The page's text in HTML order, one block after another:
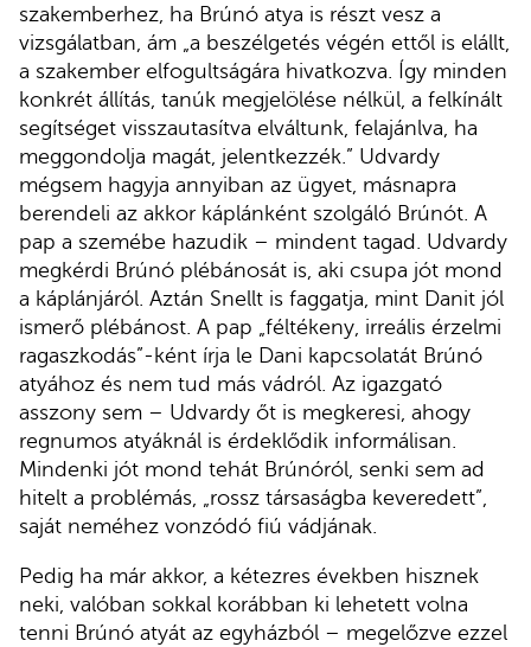
szakemberhez, ha Brúnó atya is részt vesz a
vizsgálatban, ám „a beszélgetés végén ettől is elállt,
a szakember elfogultságára hivatkozva. Így minden
konkrét állítás, tanúk megjelölése nélkül, a felkínált
segítséget visszautasítva elváltunk, felajánlva, ha
meggondolja magát, jelentkezzék.” Udvardy
mégsem hagyja annyiban az ügyet, másnapra
berendeli az akkor káplánként szolgáló Brúnót. A
pap a szemébe hazudik – mindent tagad. Udvardy
megkérdi Brúnó plébánosát is, aki csupa jót mond
a káplánjáról. Aztán Snellt is faggatja, mint Danit jól
ismerő plébánost. A pap „féltékeny, irreális érzelmi
ragaszkodás”-ként írja le Dani kapcsolatát Brúnó
atyához és nem tud más vádról. Az igazgató
asszony sem – Udvardy őt is megkeresi, ahogy
regnumos atyáknál is érdeklődik informálisan.
Mindenki jót mond tehát Brúnóról, senki sem ad
hitelt a problémás, „rossz társaságba keveredett”,
saját neméhez vonzódó fiú vádjának.
Pedig ha már akkor, a kétezres években hisznek
neki, valóban sokkal korábban ki lehetett volna
tenni Brúnó atyát az egyházból – megelőzve ezzel